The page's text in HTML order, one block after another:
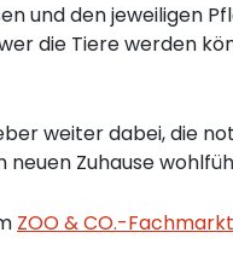
und den jeweiligen
die Tiere werden
weiter dabei, die
Zuhause
ZOO & CO.-